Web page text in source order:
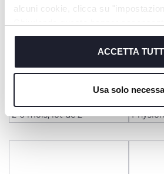
alcuni cookie, clicca su
cookie tecnici, indispensabili per
ACCETTA
Usa solo
+ COULEURS
Sucettes "PhysioForma" Air
2-6 mois, lot de 2
silicone,